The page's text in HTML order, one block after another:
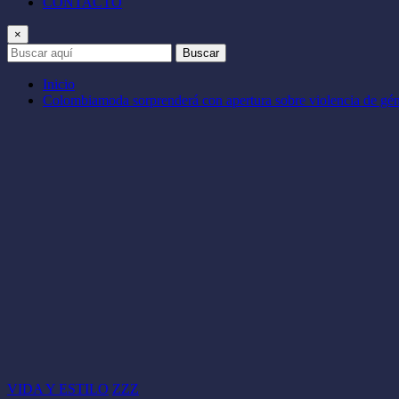
×
Buscar
Inicio
Colombiamoda sorprenderá con apertura sobre violencia de
VIDA Y ESTILO ZZZ